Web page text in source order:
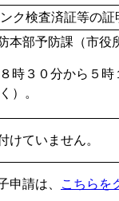
ク検査済証等の
本部予防課（市役
８時３０分から５
く）。
けていません。
申請は、 こちらを